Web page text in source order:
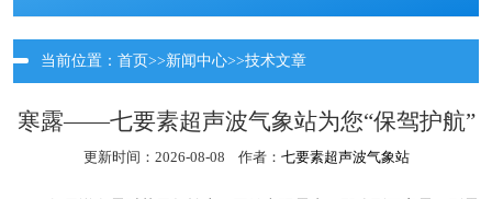
当前位置： 首页>>新闻中心>>技术文章
寒露——七要素超声波气象站为您“保驾护航”
更新时间：2026-08-08 作者： 七要素超声波气象站